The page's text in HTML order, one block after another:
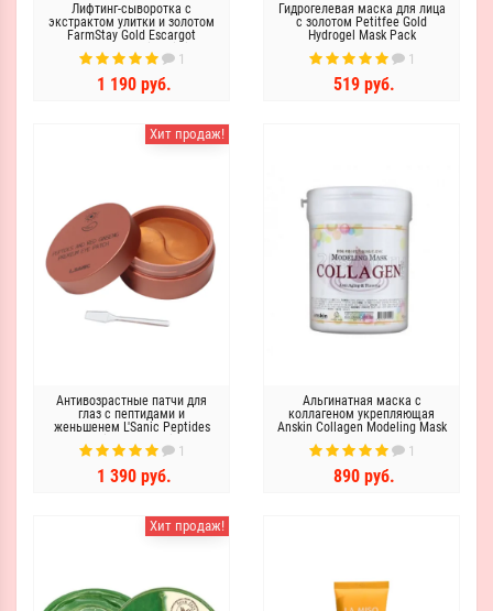
Лифтинг-сыворотка с
экстрактом улитки и золотом
FarmStay Gold Escargot
Noblesse lntensive Lifting
Essence
1
1 190 руб.
Гидрогелевая маска для лица
с золотом Petitfee Gold
Hydrogel Mask Pack
1
519 руб.
Хит продаж!
Антивозрастные патчи для
глаз с пептидами и
женьшенем L'Sanic Peptides
and red ginseng premium eye
patch
1
1 390 руб.
Альгинатная маска с
коллагеном укрепляющая
Anskin Collagen Modeling Mask
1
890 руб.
Хит продаж!